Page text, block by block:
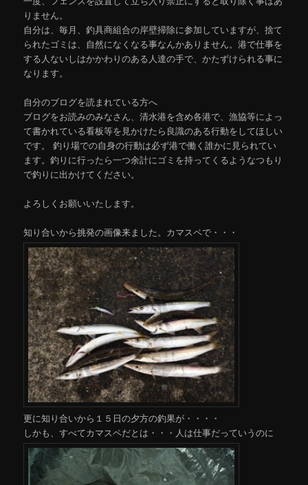
りません。
自分は、毎月、釣具商組合の岸壁掃除に参加していますが、捨て
られたゴミは、自然になくなる事なんかありません。港で仕事を
する人ないしはかかわりのある人達の手で、かたずけられる事に
なります。
自分のブログを読まれている方へ
ブログをお読みのみなさん、清水港を含め各港で、漁協等によっ
て書かれている看板等を見かけたら良識のある行動をしてほしい
です。 釣り場での自身の行動は必ず港で働く誰かに見られてい
ます。釣りに行ったら一つ余計にゴミを持ってくるようなつもり
で釣りに出かけてください。
よろしくお願いいたします。
知り合いから挑発の画像来ました。カマスペで・・・
更に知り合いから１５日の夕方の釣果が・・・・
しかも、すべてカマスペだとは・・・人は仕事だっていうのに